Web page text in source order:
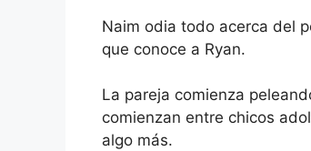
Naim odia todo acerca del
que conoce a Ryan.
La pareja comienza
comienzan entre chicos
algo más.